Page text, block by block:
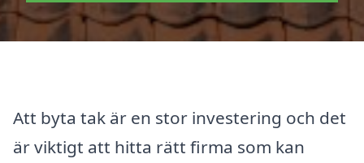
Att byta tak är en stor investering och det
är viktigt att hitta rätt firma som kan